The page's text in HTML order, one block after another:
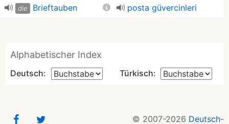
die Brieftauben posta güvercinleri
Alphabetischer Index
Deutsch: Türkisch:
© 2007-2026 Deutsch-